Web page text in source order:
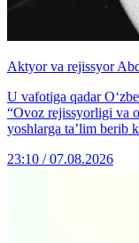
Aktyor va rejissyor
U vafotiga qadar
“Ovoz rejissyorligi va
yoshlarga ta’lim berib
23:10 / 07.08.2026